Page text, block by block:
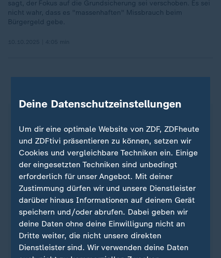
sagt, der Fokus auf die Grundsicherung sei verschoben. Es sei
nicht wahr, dass es "massenhaften" Missbrauch beim
Bürgergeld gebe.
das Bundesverfassungsgericht im
November 2019 nach jahrelanger Kritik stark
eingeschränkt. Nach dem Prinzip "Fördern und
Fordern" hatten die Jobcenter seit 2005
unkooperative Empfänger des Bürgergeld-
Vorgängers Hartz IV diszipliniert, indem sie ihnen
den Geldhahn zudrehten.
Das Verfassungsgericht entschied am 5. November
2019, dass monatelange Minderungen um 60
Prozent oder mehr mit dem Grundgesetz
Deine Datenschutzeinstellungen
Um dir eine optimale Website von ZDF, ZDFheute
und ZDFtivi präsentieren zu können, setzen wir
Cookies und vergleichbare Techniken ein. Einige
der eingesetzten Techniken sind unbedingt
erforderlich für unser Angebot. Mit deiner
Zustimmung dürfen wir und unsere Dienstleister
darüber hinaus Informationen auf deinem Gerät
speichern und/oder abrufen. Dabei geben wir
deine Daten ohne deine Einwilligung nicht an
Dritte weiter, die nicht unsere direkten
Dienstleister sind. Wir verwenden deine Daten